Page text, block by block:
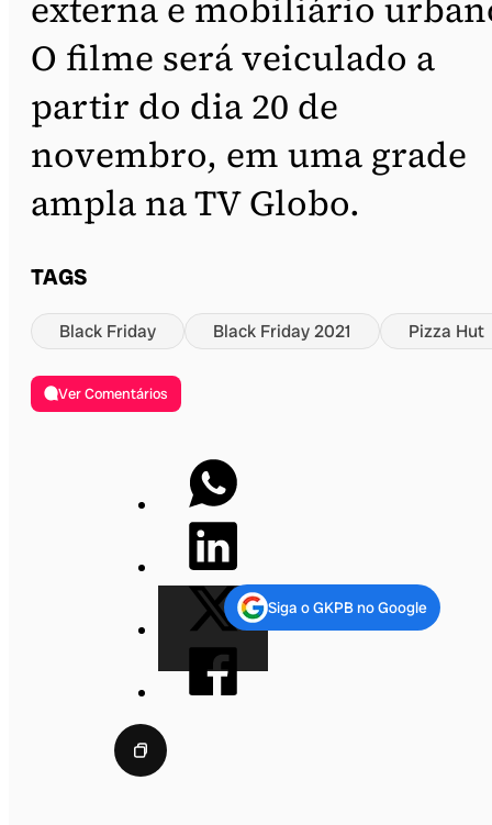
O filme será veiculado a
partir do dia 20 de
novembro, em uma grade
ampla na TV Globo.
TAGS
Black Friday Black Friday 2021 Pizza Hut
Ver Comentários
Siga o GKPB no Google